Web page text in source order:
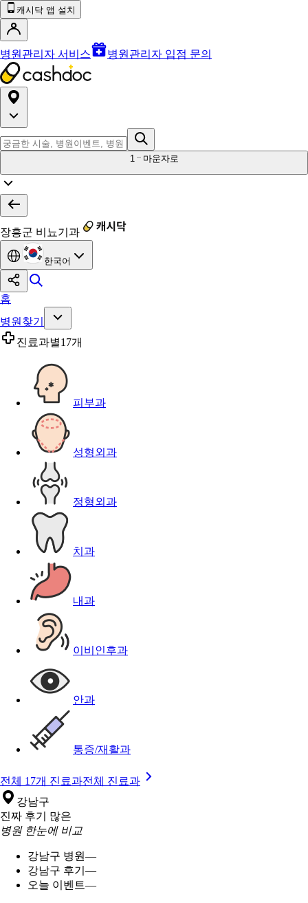
캐시닥 앱 설치
병원관리자 서비스 병원관리자 입점 문의
1 마운자로
장흥군 비뇨기과
한국어
홈
병원찾기
진료과별17개
피부과
성형외과
정형외과
치과
내과
이비인후과
안과
통증/재활과
전체 17개 진료과전체 진료과
강남구
진짜 후기 많은
병원 한눈에 비교
강남구 병원—
강남구 후기 —
오늘 이벤트—